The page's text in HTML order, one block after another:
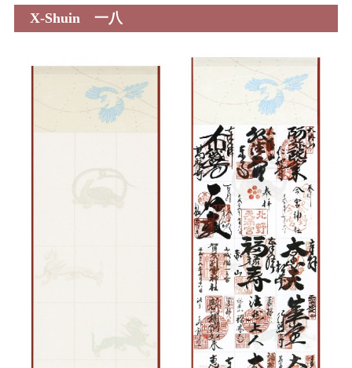
X-Shuin 一八